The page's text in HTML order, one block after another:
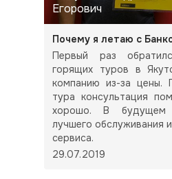
Егорович
Почему я летаю с
Первый раз
горящих туров в
компанию из-за цены.
тура консультация
хорошо. В
лучшего обслуживания
сервиса.
29.07.2019